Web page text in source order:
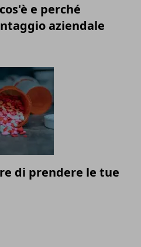
e perché
aziendale
di prendere le tue